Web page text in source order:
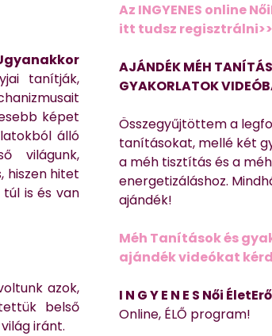
tanítják,
képet
álló
világunk,
hiszen hitet
is és van
azok,
belső
iránt.
Az INGYENES online
itt tudsz
AJÁNDÉK MÉH
GYAKORLATOK
Összegyűjtöttem a
tanításokat, mellé két
a méh tisztítás és a méh
energetizáláshoz.
ajándék!
Méh Tanítások és
ajándék videókat
I N G Y E N E S Női
Online, ÉLŐ program!